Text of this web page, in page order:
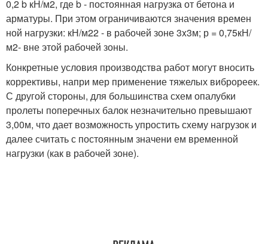
0,2 b кН/м2, где b - постоянная нагрузка от бетона и
арматуры. При этом ограничиваются значения времен
ной нагрузки: кН/м22 - в рабочей зоне 3x3м; р = 0,75кН/
м2- вне этой рабочей зоны.
Конкретные условия производства работ могут вносить
коррективы, напри мер применение тяжелых виброреек.
С другой стороны, для большинства схем опалубки
пролеты поперечных балок незначительно превышают
3,00м, что дает возможность упростить схему нагрузок и
далее считать с постоянным значени ем временной
нагрузки (как в рабочей зоне).